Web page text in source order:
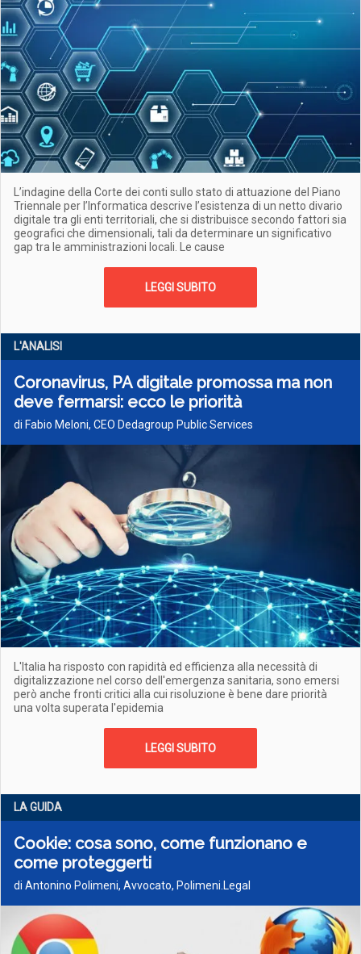
L’indagine della Corte dei conti sullo stato di attuazione del Piano
Triennale per l’Informatica descrive l’esistenza di un netto divario
digitale tra gli enti territoriali, che si distribuisce secondo fattori sia
geografici che dimensionali, tali da determinare un significativo
gap tra le amministrazioni locali. Le cause
LEGGI SUBITO
L'ANALISI
Coronavirus, PA digitale promossa ma non
deve fermarsi: ecco le priorità
di Fabio Meloni, CEO Dedagroup Public Services
L'Italia ha risposto con rapidità ed efficienza alla necessità di
digitalizzazione nel corso dell'emergenza sanitaria, sono emersi
però anche fronti critici alla cui risoluzione è bene dare priorità
una volta superata l'epidemia
LEGGI SUBITO
LA GUIDA
Cookie: cosa sono, come funzionano e
come proteggerti
di Antonino Polimeni, Avvocato, Polimeni.Legal